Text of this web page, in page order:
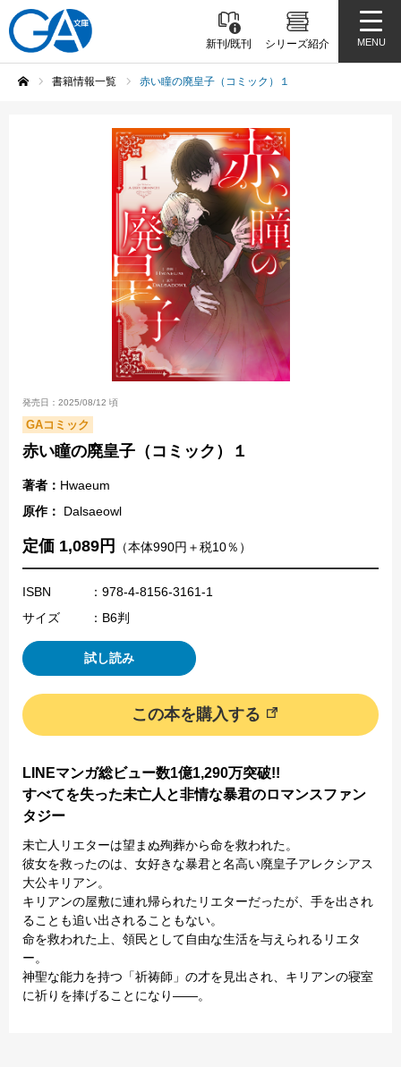
新刊/既刊 シリーズ紹介 MENU
書籍情報一覧 赤い瞳の廃皇子（コミック）１
発売日：2025/08/12 頃
GAコミック
赤い瞳の廃皇子（コミック）１
著者： Hwaeum
原作：
Dalsaeowl
定価 1,089円 （本体990円＋税10％）
ISBN
：978-4-8156-3161-1
サイズ
：B6判
試し読み
この本を購入する
LINEマンガ総ビュー数1億1,290万突破!!
すべてを失った未亡人と非情な暴君のロマンスファン
タジー
未亡人リエターは望まぬ殉葬から命を救われた。
彼女を救ったのは、女好きな暴君と名高い廃皇子アレクシアス
大公キリアン。
キリアンの屋敷に連れ帰られたリエターだったが、手を出され
ることも追い出されることもない。
命を救われた上、領民として自由な生活を与えられるリエタ
ー。
神聖な能力を持つ「祈祷師」の才を見出され、キリアンの寝室
に祈りを捧げることになり――。